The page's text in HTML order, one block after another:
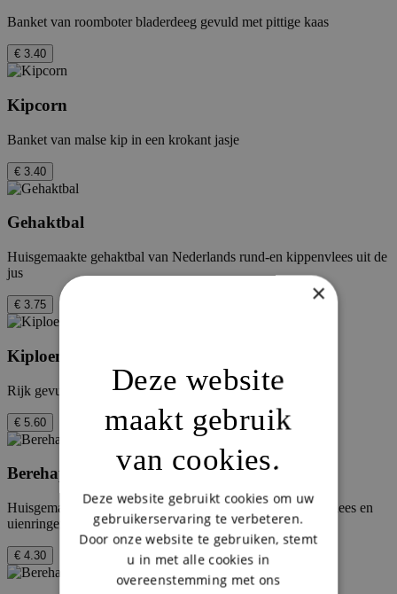
Banket van roomboter bladerdeeg gevuld met pittige kaas
€ 3.40
Kipcorn
Banket van malse kip in een krokant jasje
€ 3.40
Gehaktbal
Huisgemaakte gehaktbal van Nederlands rund-en kippenvlees uit de
jus
€ 3.75
Kiploempia Speciaal
Rijk gevuld oosters banket met kip, groenten en specerijen
€ 5.60
Berehap
Huisgemaakte gehaktbal van Nederlands rund- en kippenvlees en
uienringen
€ 4.30
×
Deze website
maakt gebruik
van cookies.
Deze website gebruikt cookies om uw
gebruikerservaring te verbeteren.
Door onze website te gebruiken, stemt
u in met alle cookies in
overeenstemming met ons